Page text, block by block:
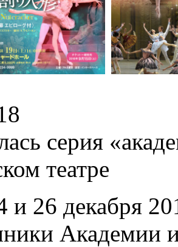
серия
театре
и 26 декабря
Академии